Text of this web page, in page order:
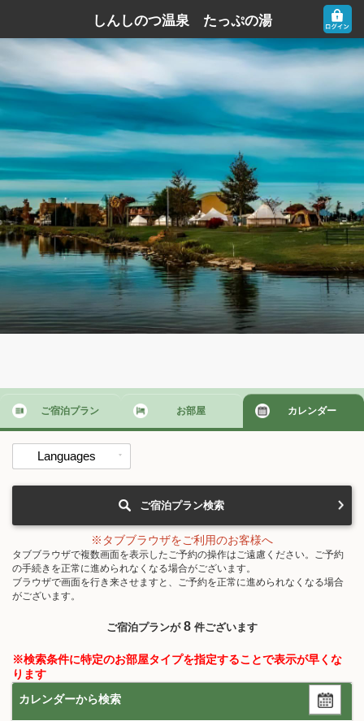
しんしのつ温泉 たっぷの湯
ご宿泊プラン お部屋 カレンダー
Languages
ご宿泊プラン検索
※タブブラウザをご利用のお客様へ
タブブラウザで複数画面を表示したご予約の操作はご遠慮ください。ご予約
の手続きを正常に進められなくなる場合がございます。
ブラウザで画面を行き来させますと、ご予約を正常に進められなくなる場合
がございます。
ご宿泊プランが 8 件ございます
※検索条件に特定のお部屋タイプを指定することで表示が早くな
ります
カレンダーから検索